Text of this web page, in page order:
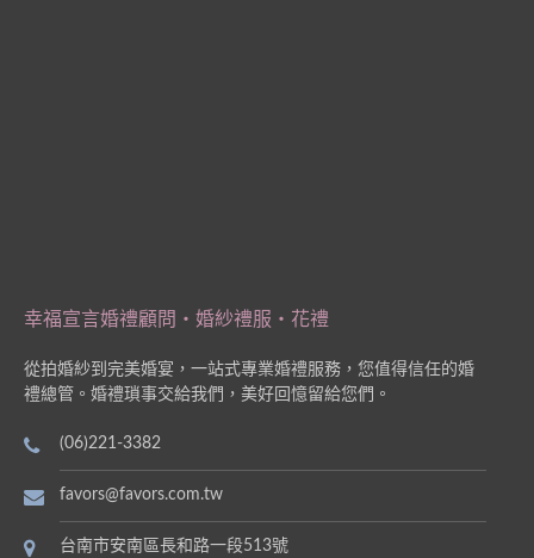
幸福宣言婚禮顧問‧婚紗禮服‧花禮
從拍婚紗到完美婚宴，一站式專業婚禮服務，您值得信任的婚
禮總管。婚禮瑣事交給我們，美好回憶留給您們。
(06)221-3382
favors@favors.com.tw
台南市安南區長和路一段513號